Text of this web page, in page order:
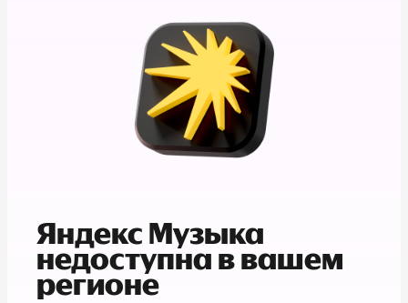
Яндекс Музыка
недоступна в вашем
регионе